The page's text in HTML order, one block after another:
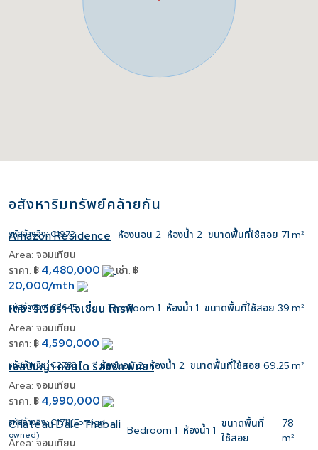
อสังหาริมทรัพย์คล้ายกัน
รหัสอ้างอิง:C1972 ห้องนอน 2 ห้องน้ำ 2 ขนาดพื้นที่ใช้สอย 71 m²
Amazon Residence
Area: จอมเทียน
ราคา: ฿ 4,480,000 เช่า: ฿
20,000/mth
รหัสอ้างอิง:C2645 Bedroom 1 ห้องน้ำ 1 ขนาดพื้นที่ใช้สอย 39 m²
เดอะ ริเวียร่า โอเชี่ยน ไดรฟ์
Area: จอมเทียน
ราคา: ฿ 4,590,000
รหัสอ้างอิง:C2783 ห้องนอน 2 ห้องน้ำ 2 ขนาดพื้นที่ใช้สอย 69.25 m²
เอสปันญ่า คอนโด รีสอร์ท พัทยา
Area: จอมเทียน
ราคา: ฿ 4,990,000
รหัสอ้างอิง: C1711(Foreign
owned)
Bedroom 1 ห้องน้ำ 1
ขนาดพื้นที่
ใช้สอย
78
m²
Chateau Dale Thabali
Area: จอมเทียน